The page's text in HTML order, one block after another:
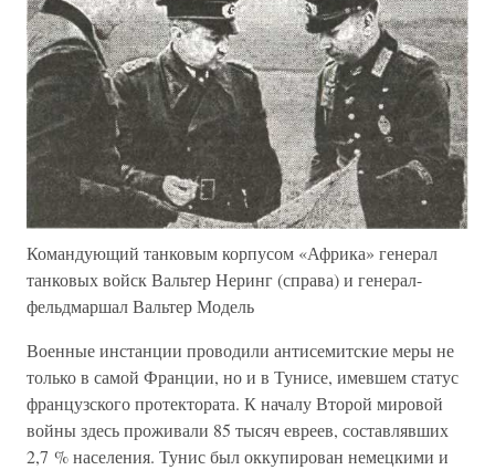
Командующий танковым корпусом «Африка» генерал
танковых войск Вальтер Неринг (справа) и генерал-
фельдмаршал Вальтер Модель
Военные инстанции проводили антисемитские меры не
только в самой Франции, но и в Тунисе, имевшем статус
французского протектората. К началу Второй мировой
войны здесь проживали 85 тысяч евреев, составлявших
2,7 % населения. Тунис был оккупирован немецкими и